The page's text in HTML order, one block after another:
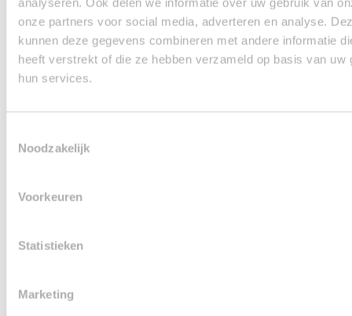
onze partners voor social media, adverteren en analyse.
kunnen deze gegevens combineren met andere informatie
heeft verstrekt of die ze hebben verzameld op basis van uw
hun services.
Noodzakelijk
Voorkeuren
Statistieken
Marketing